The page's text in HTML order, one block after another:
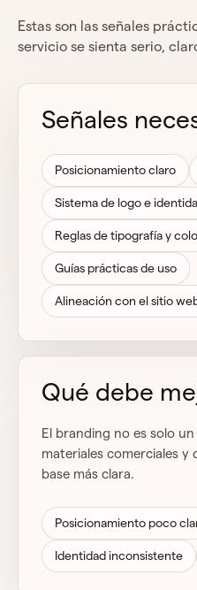
Estas son las señales
servicio se sienta serio,
Señales
Posicionamiento claro
Sistema de logo e
Reglas de tipografía y
Guías prácticas de uso
Alineación con el sitio
Qué debe
El branding no es solo
materiales comerciales
base más clara.
Posicionamiento poco
Identidad inconsistente